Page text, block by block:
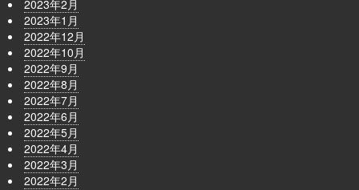
2023年2月
2023年1月
2022年12月
2022年10月
2022年9月
2022年8月
2022年7月
2022年6月
2022年5月
2022年4月
2022年3月
2022年2月